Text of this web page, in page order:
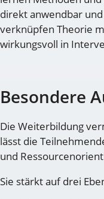
direkt anwendbar
verknüpfen Theorie
wirkungsvoll in
Besondere
Die Weiterbildung
lässt die
und
Sie stärkt auf drei